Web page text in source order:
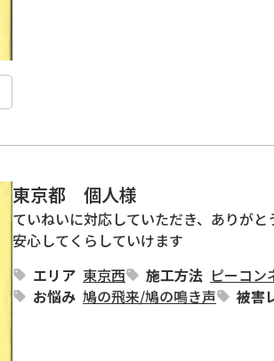
東京都 個人様
ていねいに対応していただき、ありがと
安心してくらしていけます
エリア 東京西 施工方法 ピーコン
お悩み 鳩の飛来/鳩の鳴き声 被害